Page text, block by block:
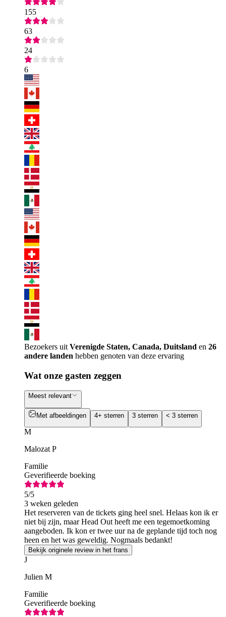
155
63
24
6
Bezoekers uit Verenigde Staten, Canada, Duitsland en 26
andere landen hebben genoten van deze ervaring
Wat onze gasten zeggen
Meest relevant
Met afbeeldingen 4+ sterren 3 sterren < 3 sterren
M
Malozat P
Familie
Geverifieerde boeking
5/5
3 weken geleden
Het reserveren van de tickets ging heel snel. Helaas kon ik er
niet bij zijn, maar Head Out heeft me een tegemoetkoming
aangeboden. Ik kon er twee uur na de geplande tijd toch nog
heen en het was geweldig. Nogmaals bedankt!
Bekijk originele review in het frans
J
Julien M
Familie
Geverifieerde boeking